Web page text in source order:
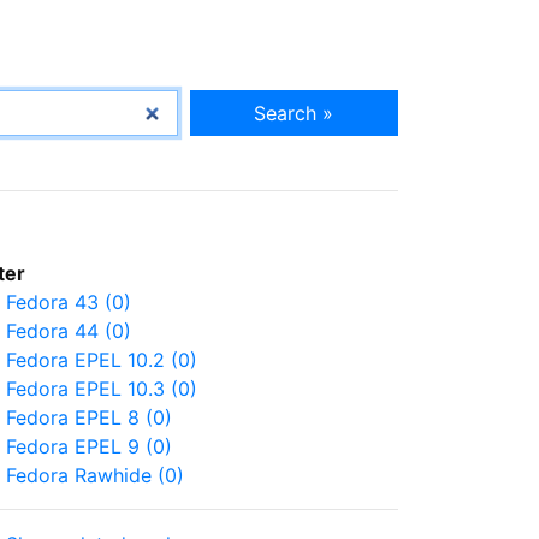
Search »
Fedora 43 (0)
Fedora 44 (0)
Fedora EPEL 10.2 (0)
Fedora EPEL 10.3 (0)
Fedora EPEL 8 (0)
Fedora EPEL 9 (0)
Fedora Rawhide (0)